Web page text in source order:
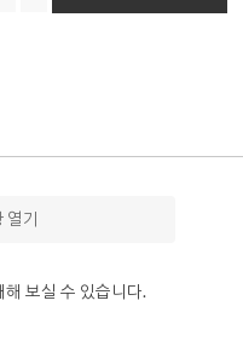
기
해 보실 수 있습니다.